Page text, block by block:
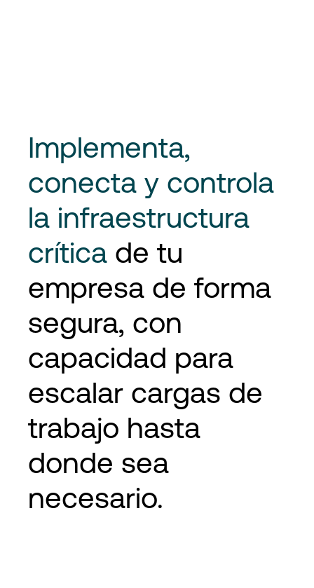
Implementa,
conecta y controla
la infraestructura
crítica de tu
empresa de forma
segura, con
capacidad para
escalar cargas de
trabajo hasta
donde sea
necesario.